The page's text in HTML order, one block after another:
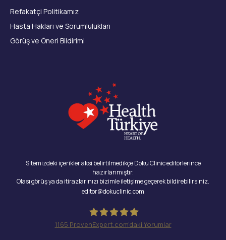
Refakatçi Politikamız
Hasta Hakları ve Sorumlulukları
Görüş ve Öneri Bildirimi
Sitemizdeki içerikler aksi belirtilmedikçe Doku Clinic editörlerince
hazırlanmıştır.
Olası görüş ya da itirazlarınızı bizimle iletişime geçerek bildirebilirsiniz.
editor@dokuclinic.com
1165 ProvenExpert.com'daki Yorumlar